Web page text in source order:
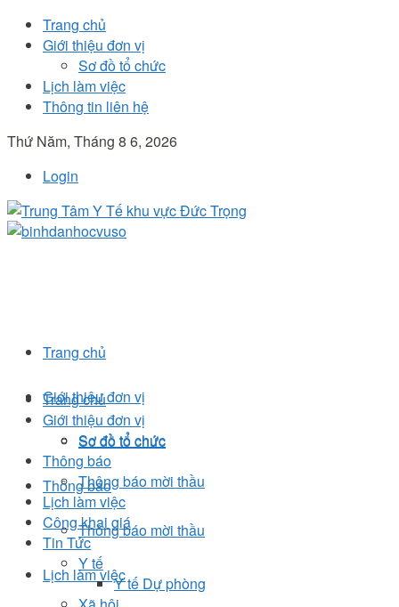
Trang chủ
Giới thiệu đơn vị
Sơ đồ tổ chức
Lịch làm việc
Thông tin liên hệ
Thứ Năm, Tháng 8 6, 2026
Login
Trang chủ
Giới thiệu đơn vị
Sơ đồ tổ chức
Thông báo
Thông báo mời thầu
Lịch làm việc
Trang chủ
Giới thiệu đơn vị
Sơ đồ tổ chức
Thông báo
Thông báo mời thầu
Lịch làm việc
Công khai giá
Tin Tức
Y tế
Y tế Dự phòng